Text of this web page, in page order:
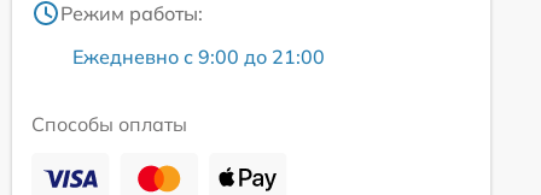
Режим работы:
Ежедневно с 9:00 до 21:00
Способы оплаты